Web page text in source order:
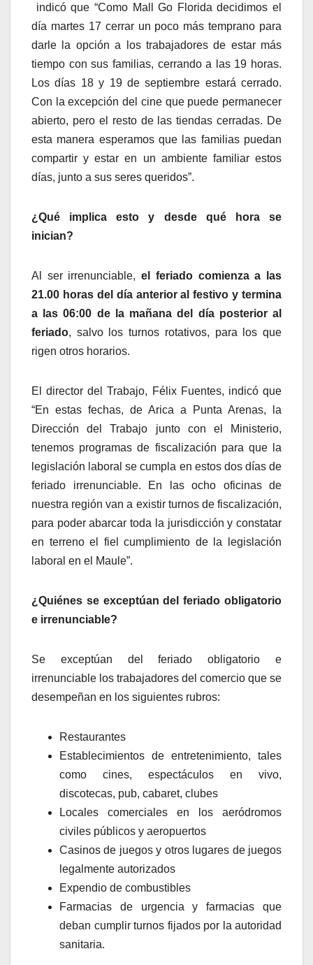
indicó que “Como Mall Go Florida decidimos el
día martes 17 cerrar un poco más temprano para
darle la opción a los trabajadores de estar más
tiempo con sus familias, cerrando a las 19 horas.
Los días 18 y 19 de septiembre estará cerrado.
Con la excepción del cine que puede permanecer
abierto, pero el resto de las tiendas cerradas. De
esta manera esperamos que las familias puedan
compartir y estar en un ambiente familiar estos
días, junto a sus seres queridos”.
¿Qué implica esto y desde qué hora se
inician?
Al ser irrenunciable,el feriado comienza a las
21.00 horas del día anterior al festivo y termina
a las 06:00 de la mañana del día posterior al
feriado, salvo los turnos rotativos, para los que
rigen otros horarios.
El director del Trabajo, Félix Fuentes, indicó que
“En estas fechas, de Arica a Punta Arenas, la
Dirección del Trabajo junto con el Ministerio,
tenemos programas de fiscalización para que la
legislación laboral se cumpla en estos dos días de
feriado irrenunciable. En las ocho oficinas de
nuestra región van a existir turnos de fiscalización,
para poder abarcar toda la jurisdicción y constatar
en terreno el fiel cumplimiento de la legislación
laboral en el Maule”.
¿Quiénes se exceptúan del feriado obligatorio
e irrenunciable?
Se exceptúan del feriado obligatorio e
irrenunciable los trabajadores del comercio que se
desempeñan en los siguientes rubros:
Restaurantes
Establecimientos de entretenimiento, tales
como cines, espectáculos en vivo,
discotecas, pub, cabaret, clubes
Locales comerciales en los aeródromos
civiles públicos y aeropuertos
Casinos de juegos y otros lugares de juegos
legalmente autorizados
Expendio de combustibles
Farmacias de urgencia y farmacias que
deban cumplir turnos fijados por la autoridad
sanitaria.